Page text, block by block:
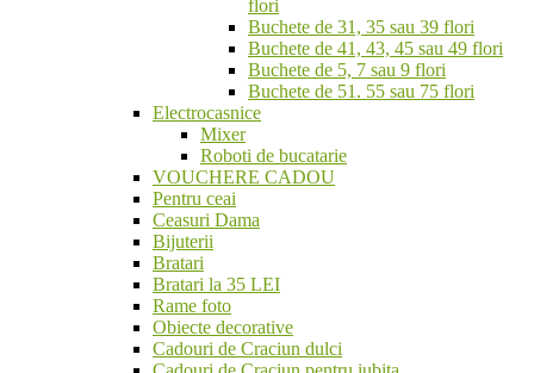
flori
Buchete de 31, 35 sau 39 flori
Buchete de 41, 43, 45 sau 49 flori
Buchete de 5, 7 sau 9 flori
Buchete de 51. 55 sau 75 flori
Electrocasnice
Mixer
Roboti de bucatarie
VOUCHERE CADOU
Pentru ceai
Ceasuri Dama
Bijuterii
Bratari
Bratari la 35 LEI
Rame foto
Obiecte decorative
Cadouri de Craciun dulci